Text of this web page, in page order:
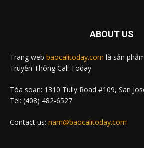
ABOUT US
Trang web baocalitoday.com là sản
Truyền Thông Cali Today
Tòa soạn: 1310 Tully Road #109, San
Tel: (408) 482-6527
Contact us: nam@baocalitoday.com